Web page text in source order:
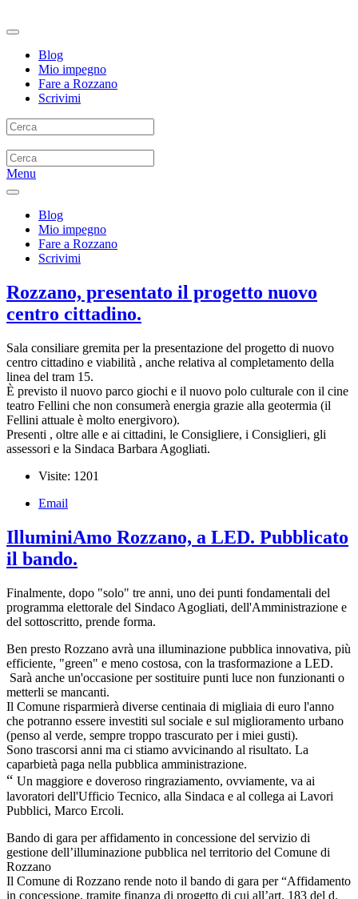
Blog
Mio impegno
Fare a Rozzano
Scrivimi
Menu
Blog
Mio impegno
Fare a Rozzano
Scrivimi
Rozzano, presentato il progetto nuovo
centro cittadino.
Sala consiliare gremita per la presentazione del progetto di nuovo
centro cittadino e viabilità , anche relativa al completamento della
linea del tram 15.
È previsto il nuovo parco giochi e il nuovo polo culturale con il cine
teatro Fellini che non consumerà energia grazie alla geotermia (il
Fellini attuale è molto energivoro).
Presenti , oltre alle e ai cittadini, le Consigliere, i Consiglieri, gli
assessori e la Sindaca Barbara Agogliati.
Visite: 1201
Email
IlluminiAmo Rozzano, a LED. Pubblicato
il bando.
Finalmente, dopo "solo" tre anni, uno dei punti fondamentali del
programma elettorale del Sindaco Agogliati, dell'Amministrazione e
del sottoscritto, prende forma.
Ben presto Rozzano avrà una illuminazione pubblica innovativa, più
efficiente, "green" e meno costosa, con la trasformazione a LED.
Sarà anche un'occasione per sostituire punti luce non funzionanti o
metterli se mancanti.
Il Comune risparmierà diverse centinaia di migliaia di euro l'anno
che potranno essere investiti sul sociale e sul miglioramento urbano
(penso al verde, sempre troppo trascurato per i miei gusti).
Sono trascorsi anni ma ci stiamo avvicinando al risultato. La
caparbietà paga nella pubblica amministrazione.
“ Un maggiore e doveroso ringraziamento, ovviamente, va ai
lavoratori dell'Ufficio Tecnico, alla Sindaca e al collega ai Lavori
Pubblici, Marco Ercoli.
Bando di gara per affidamento in concessione del servizio di
gestione dell’illuminazione pubblica nel territorio del Comune di
Rozzano
Il Comune di Rozzano rende noto il bando di gara per “Affidamento
in concessione, tramite finanza di progetto di cui all’art. 183 del d.